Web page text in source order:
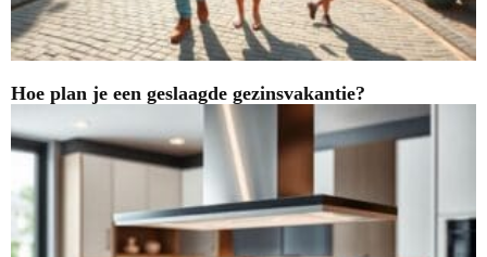
Hoe plan je een geslaagde gezinsvakantie?